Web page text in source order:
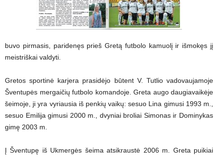
buvo pirmasis, paridenęs prieš Gretą futbolo kamuolį ir išmokęs jį
meistriškai valdyti.
Gretos sportinė karjera prasidėjo būtent V. Tutlio vadovaujamoje
Šventupės mergaičių futbolo komandoje. Greta augo daugiavaikėje
šeimoje, ji yra vyriausia iš penkių vaikų: sesuo Lina gimusi 1993 m.,
sesuo Emilija gimusi 2000 m., dvyniai broliai Simonas ir Dominykas
gimę 2003 m.
Į Šventupę iš Ukmergės šeima atsikraustė 2006 m. Greta puikiai